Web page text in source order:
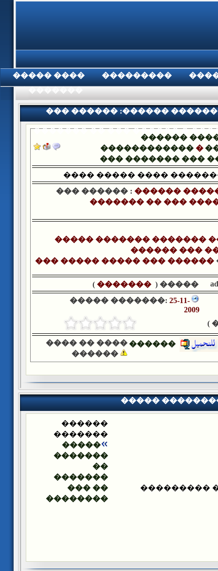
���� ����� ���������
��� ������ :������
������� �� ��� ������ �
������
�������������
��� ������� ���
���� ����� ����
��� ������ : ������
������� �� ���
����� ������� �������
������ ���
��� ����� ����� ��� ������
����� (
�������
)
����� �������: 25-11-
2009
���� �� ����
������
������
�����
�����
������
�������
�����
�������
��
�������
�� ���
��������